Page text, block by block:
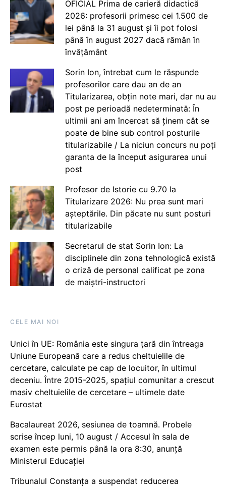
OFICIAL Prima de carieră didactică
2026: profesorii primesc cei 1.500 de
lei până la 31 august și îi pot folosi
până în august 2027 dacă rămân în
învățământ
Sorin Ion, întrebat cum le răspunde
profesorilor care dau an de an
Titularizarea, obțin note mari, dar nu au
post pe perioadă nedeterminată: În
ultimii ani am încercat să ținem cât se
poate de bine sub control posturile
titularizabile / La niciun concurs nu poți
garanta de la început asigurarea unui
post
Profesor de Istorie cu 9.70 la
Titularizare 2026: Nu prea sunt mari
așteptările. Din păcate nu sunt posturi
titularizabile
Secretarul de stat Sorin Ion: La
disciplinele din zona tehnologică există
o criză de personal calificat pe zona
de maiștri-instructori
CELE MAI NOI
Unici în UE: România este singura țară din întreaga
Uniune Europeană care a redus cheltuielile de
cercetare, calculate pe cap de locuitor, în ultimul
deceniu. Între 2015-2025, spațiul comunitar a crescut
masiv cheltuielile de cercetare – ultimele date
Eurostat
Bacalaureat 2026, sesiunea de toamnă. Probele
scrise încep luni, 10 august / Accesul în sala de
examen este permis până la ora 8:30, anunță
Ministerul Educației
Tribunalul Constanța a suspendat reducerea